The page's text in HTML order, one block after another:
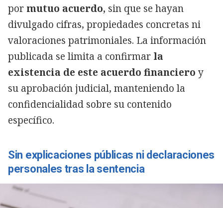
por mutuo acuerdo, sin que se hayan
divulgado cifras, propiedades concretas ni
valoraciones patrimoniales. La información
publicada se limita a confirmar la
existencia de este acuerdo financiero y
su aprobación judicial, manteniendo la
confidencialidad sobre su contenido
específico.
Sin explicaciones públicas ni declaraciones
personales tras la sentencia